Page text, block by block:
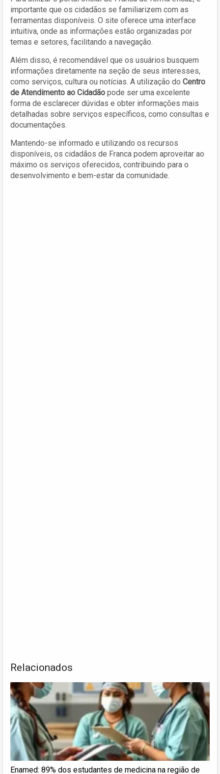
importante que os cidadãos se familiarizem com as
ferramentas disponíveis. O site oferece uma interface
intuitiva, onde as informações estão organizadas por
temas e setores, facilitando a navegação.
Além disso, é recomendável que os usuários busquem
informações diretamente na seção de seus interesses,
como serviços, cultura ou notícias. A utilização do Centro
de Atendimento ao Cidadão pode ser uma excelente
forma de esclarecer dúvidas e obter informações mais
detalhadas sobre serviços específicos, como consultas e
documentações.
Mantendo-se informado e utilizando os recursos
disponíveis, os cidadãos de Franca podem aproveitar ao
máximo os serviços oferecidos, contribuindo para o
desenvolvimento e bem-estar da comunidade.
Relacionados
Enamed: 89% dos estudantes de medicina na região de